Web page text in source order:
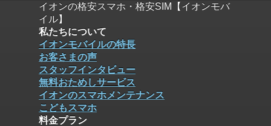
イオンの格安スマホ・格安SIM【イオンモバ
イル】
私たちについて
イオンモバイルの特長
お客さまの声
スタッフインタビュー
無料おためしサービス
イオンのスマホメンテナンス
こどもスマホ
料金プラン